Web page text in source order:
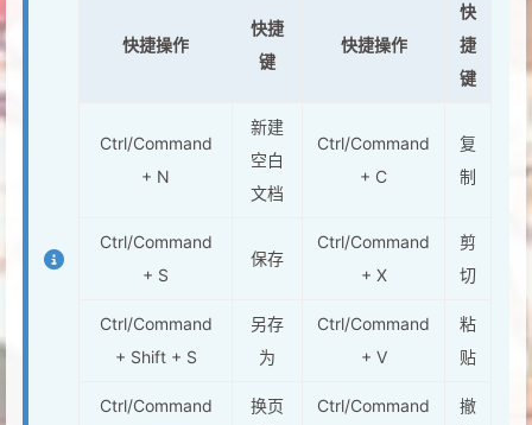
快捷操作
快捷
键
快捷操作
快
捷
键
Ctrl/Command
+ N
新建
空白
文档
Ctrl/Command
+ C
复
制
Ctrl/Command
+ S
保存
Ctrl/Command
+ X
剪
切
Ctrl/Command
+ Shift + S
另存
为
Ctrl/Command
+ V
粘
贴
Ctrl/Command
换页
Ctrl/Command
撤